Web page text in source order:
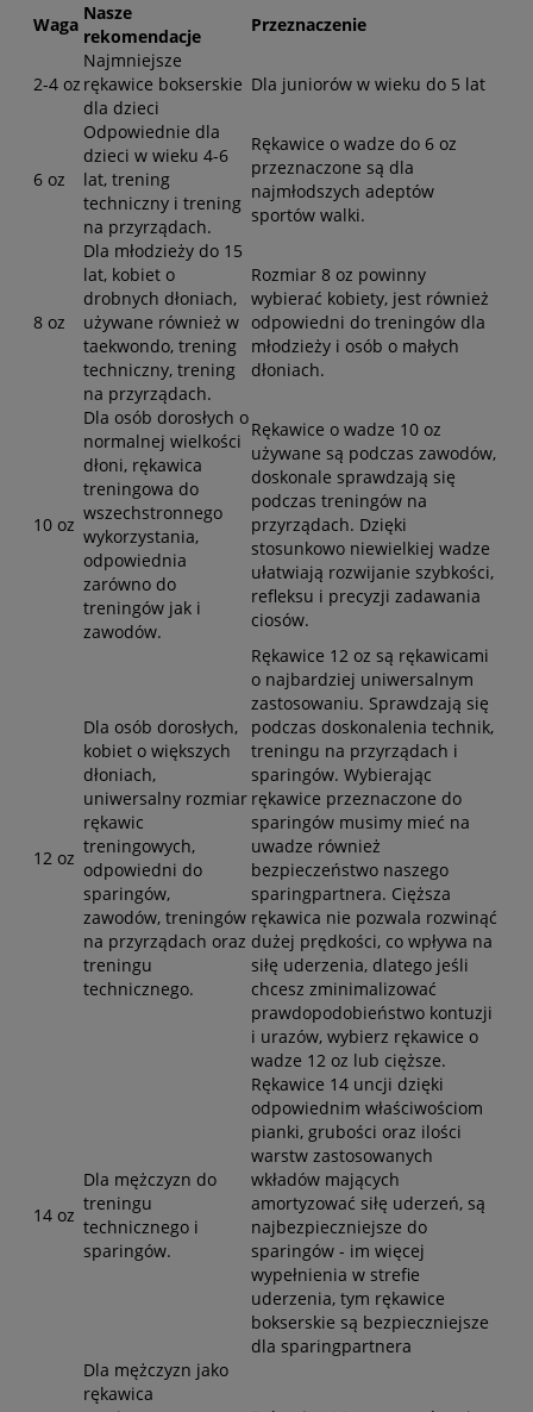
Waga
Nasze
rekomendacje
Przeznaczenie
2-4 oz
Najmniejsze
rękawice bokserskie
dla dzieci
Dla juniorów w wieku do 5 lat
6 oz
Odpowiednie dla
dzieci w wieku 4-6
lat, trening
techniczny i trening
na przyrządach.
Rękawice o wadze do 6 oz
przeznaczone są dla
najmłodszych adeptów
sportów walki.
8 oz
Dla młodzieży do 15
lat, kobiet o
drobnych dłoniach,
używane również w
taekwondo, trening
techniczny, trening
na przyrządach.
Rozmiar 8 oz powinny
wybierać kobiety, jest również
odpowiedni do treningów dla
młodzieży i osób o małych
dłoniach.
10 oz
Dla osób dorosłych o
normalnej wielkości
dłoni, rękawica
treningowa do
wszechstronnego
wykorzystania,
odpowiednia
zarówno do
treningów jak i
zawodów.
Rękawice o wadze 10 oz
używane są podczas zawodów,
doskonale sprawdzają się
podczas treningów na
przyrządach. Dzięki
stosunkowo niewielkiej wadze
ułatwiają rozwijanie szybkości,
refleksu i precyzji zadawania
ciosów.
12 oz
Dla osób dorosłych,
kobiet o większych
dłoniach,
uniwersalny rozmiar
rękawic
treningowych,
odpowiedni do
sparingów,
zawodów, treningów
na przyrządach oraz
treningu
technicznego.
Rękawice 12 oz są rękawicami
o najbardziej uniwersalnym
zastosowaniu. Sprawdzają się
podczas doskonalenia technik,
treningu na przyrządach i
sparingów. Wybierając
rękawice przeznaczone do
sparingów musimy mieć na
uwadze również
bezpieczeństwo naszego
sparingpartnera. Cięższa
rękawica nie pozwala rozwinąć
dużej prędkości, co wpływa na
siłę uderzenia, dlatego jeśli
chcesz zminimalizować
prawdopodobieństwo kontuzji
i urazów, wybierz rękawice o
wadze 12 oz lub cięższe.
14 oz
Dla mężczyzn do
treningu
technicznego i
sparingów.
Rękawice 14 uncji dzięki
odpowiednim właściwościom
pianki, grubości oraz ilości
warstw zastosowanych
wkładów mających
amortyzować siłę uderzeń, są
najbezpieczniejsze do
sparingów - im więcej
wypełnienia w strefie
uderzenia, tym rękawice
bokserskie są bezpieczniejsze
dla sparingpartnera
Dla mężczyzn jako
rękawica